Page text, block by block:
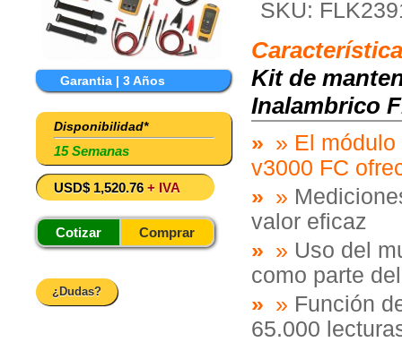
Garantia | 3 Años
Disponibilidad*
15 Semanas
USD$ 1,520.76 + IVA
Cotizar Comprar
¿Dudas?
SKU:
Kit de
Inalambrico
» El
v3000 FC
»
valor eficaz
» Uso del
como parte
» Función
65.000